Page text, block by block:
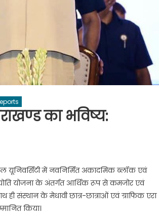
का भविष्य:
यूनिवर्सिटी में नवनिर्मित अकादमिक ब्लॉक एवं
योजना के अंतर्गत आर्थिक रूप से कमजोर एवं
ही संस्थान के मेधावी छात्र-छात्राओं एवं ग्राफिक एरा
किया।